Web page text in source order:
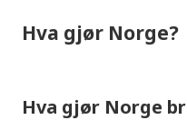
Hva gjør Norge?
Hva gjør Norge